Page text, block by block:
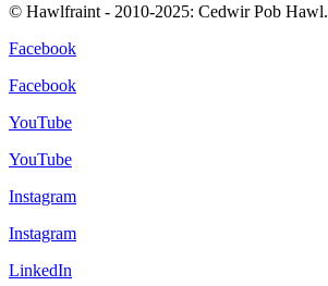
© Hawlfraint - 2010-2025: Cedwir Pob Hawl.
Facebook
Facebook
YouTube
YouTube
Instagram
Instagram
LinkedIn